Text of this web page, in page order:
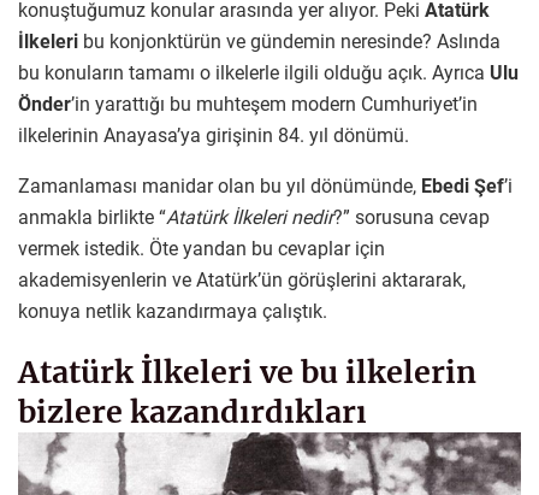
konuştuğumuz konular arasında yer alıyor. Peki Atatürk
İlkeleri bu konjonktürün ve gündemin neresinde? Aslında
bu konuların tamamı o ilkelerle ilgili olduğu açık. Ayrıca Ulu
Önder’in yarattığı bu muhteşem modern Cumhuriyet’in
ilkelerinin Anayasa’ya girişinin 84. yıl dönümü.
Zamanlaması manidar olan bu yıl dönümünde, Ebedi Şef’i
anmakla birlikte “Atatürk İlkeleri nedir?” sorusuna cevap
vermek istedik. Öte yandan bu cevaplar için
akademisyenlerin ve Atatürk’ün görüşlerini aktararak,
konuya netlik kazandırmaya çalıştık.
Atatürk İlkeleri ve bu ilkelerin
bizlere kazandırdıkları